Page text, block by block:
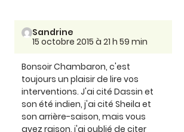
Sandrine
15 octobre 2015 à 21 h 59 min
Bonsoir Chambaron, c'est
toujours un plaisir de lire vos
interventions. J'ai cité Dassin et
son été indien, j'ai cité Sheila et
son arrière-saison, mais vous
avez raison, j'ai oublié de citer